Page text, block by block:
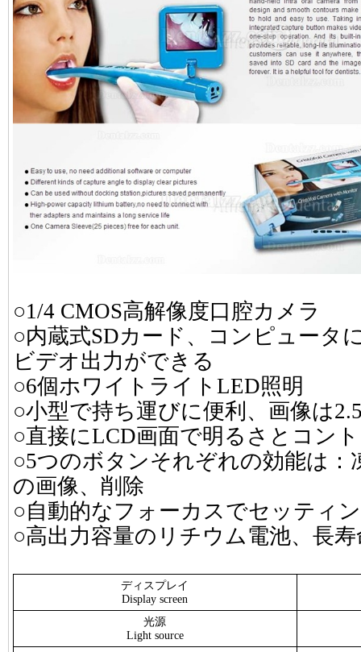
○1/4 CMOS高解像度口腔カメラ
○内蔵式SDカード、コンピュータ
ビデオ出力ができる
○6個ホワイトライトLED照明
○小型で持ち運びに便利、画像は
○直接にLCD画面で明るさとコン
○5つのボタンそれぞれの効能は：
の画像、削除
○自動的なフォーカスでセッティ
○高出力容量のリチウム電池、長寿
ディスプレイ
Display screen
光源
Light source